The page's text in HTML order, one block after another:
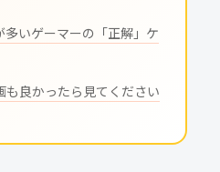
多いゲーマーの「正解」ケ
も良かったら見てください